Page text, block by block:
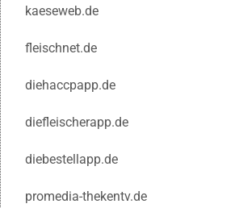
kaeseweb.de
fleischnet.de
diehaccpapp.de
diefleischerapp.de
diebestellapp.de
promedia-thekentv.de